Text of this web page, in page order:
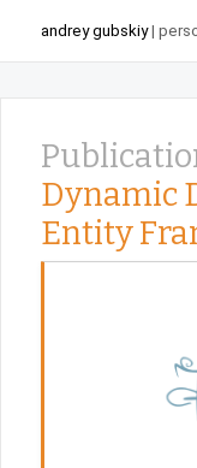
andrey gubskiy|
Dynamic
Entity